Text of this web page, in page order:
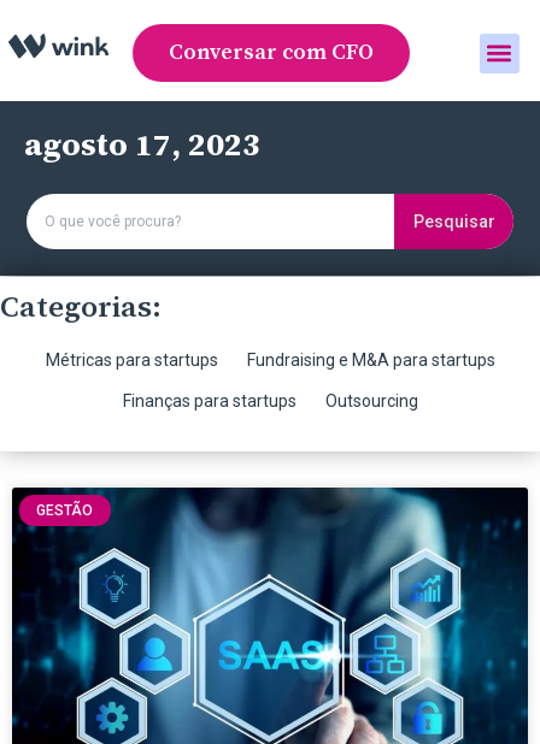
Conversar com CFO
agosto 17, 2023
Pesquisar
Categorias:
Métricas para startups Fundraising e M&A para startups
Finanças para startups Outsourcing
GESTÃO